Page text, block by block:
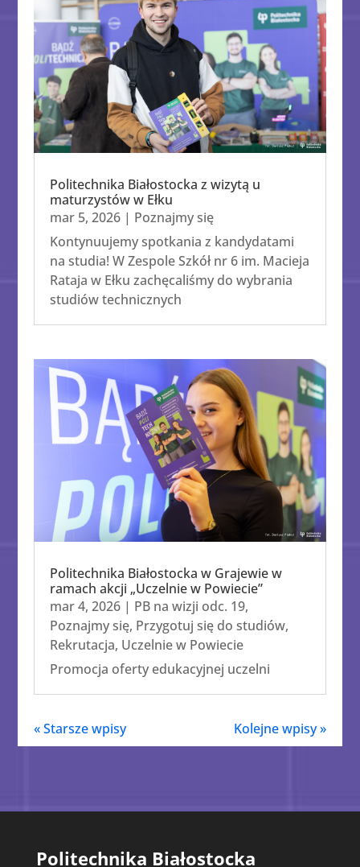
Politechnika Białostocka z wizytą u
maturzystów w Ełku
mar 5, 2026 | Poznajmy się
Kontynuujemy spotkania z kandydatami
na studia! W Zespole Szkół nr 6 im. Macieja
Rataja w Ełku zachęcaliśmy do wybrania
studiów technicznych
Politechnika Białostocka w Grajewie w
ramach akcji „Uczelnie w Powiecie”
mar 4, 2026 | PB na wizji odc. 19,
Poznajmy się, Przygotuj się do studiów,
Rekrutacja, Uczelnie w Powiecie
Promocja oferty edukacyjnej uczelni
« Starsze wpisy Kolejne wpisy »
Politechnika Białostocka